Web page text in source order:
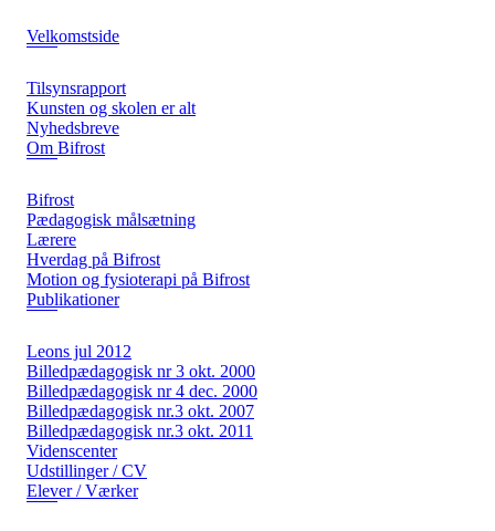
Velkomstside
Tilsynsrapport
Kunsten og skolen er alt
Nyhedsbreve
Om Bifrost
Bifrost
Pædagogisk målsætning
Lærere
Hverdag på Bifrost
Motion og fysioterapi på Bifrost
Publikationer
Leons jul 2012
Billedpædagogisk nr 3 okt. 2000
Billedpædagogisk nr 4 dec. 2000
Billedpædagogisk nr.3 okt. 2007
Billedpædagogisk nr.3 okt. 2011
Videnscenter
Udstillinger / CV
Elever / Værker